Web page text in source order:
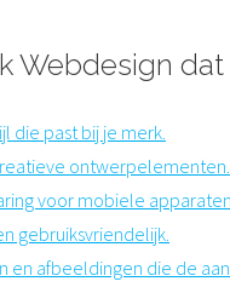
Webdesign
die past bij je merk.
ontwerpelementen.
voor mobiele apparaten.
gebruiksvriendelijk.
en afbeeldingen die de